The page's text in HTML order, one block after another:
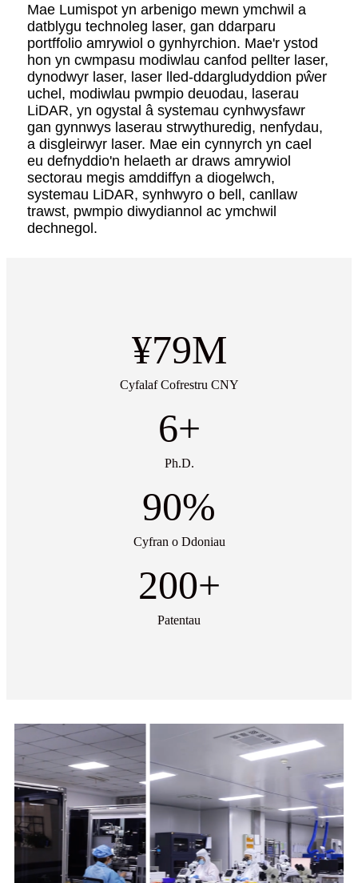
Mae Lumispot yn arbenigo mewn ymchwil a
datblygu technoleg laser, gan ddarparu
portffolio amrywiol o gynhyrchion. Mae'r ystod
hon yn cwmpasu modiwlau canfod pellter laser,
dynodwyr laser, laser lled-ddargludyddion pŵer
uchel, modiwlau pwmpio deuodau, laserau
LiDAR, yn ogystal â systemau cynhwysfawr
gan gynnwys laserau strwythuredig, nenfydau,
a disgleirwyr laser. Mae ein cynnyrch yn cael
eu defnyddio'n helaeth ar draws amrywiol
sectorau megis amddiffyn a diogelwch,
systemau LiDAR, synhwyro o bell, canllaw
trawst, pwmpio diwydiannol ac ymchwil
dechnegol.
¥79M
Cyfalaf Cofrestru CNY
6+
Ph.D.
90%
Cyfran o Ddoniau
200+
Patentau